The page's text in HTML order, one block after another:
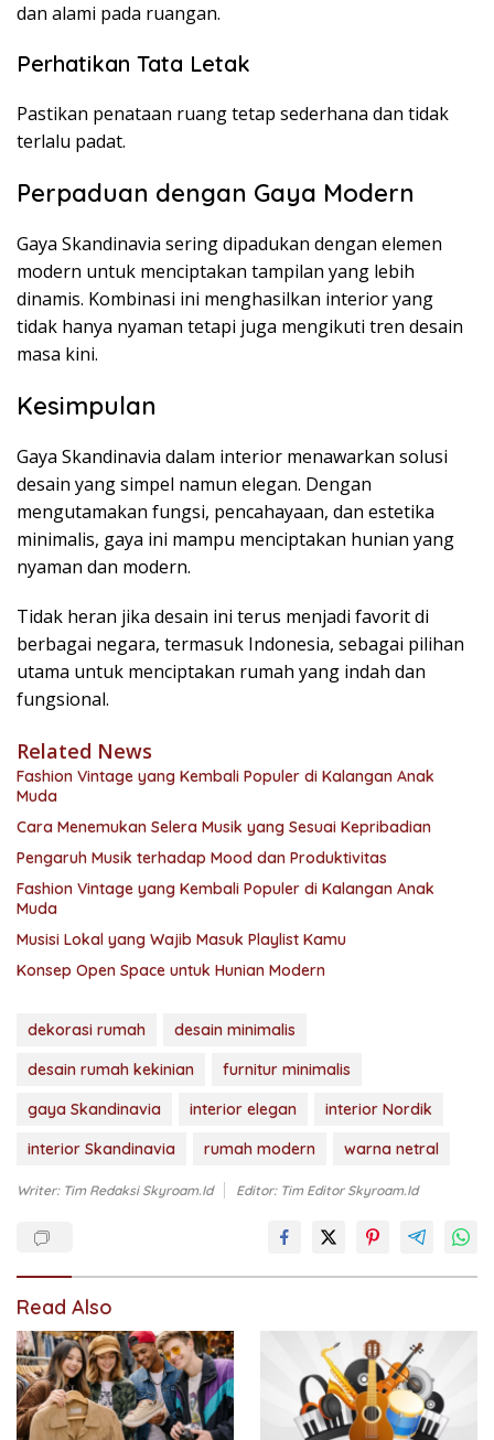
dan alami pada ruangan.
Perhatikan Tata Letak
Pastikan penataan ruang tetap sederhana dan tidak
terlalu padat.
Perpaduan dengan Gaya Modern
Gaya Skandinavia sering dipadukan dengan elemen
modern untuk menciptakan tampilan yang lebih
dinamis. Kombinasi ini menghasilkan interior yang
tidak hanya nyaman tetapi juga mengikuti tren desain
masa kini.
Kesimpulan
Gaya Skandinavia dalam interior menawarkan solusi
desain yang simpel namun elegan. Dengan
mengutamakan fungsi, pencahayaan, dan estetika
minimalis, gaya ini mampu menciptakan hunian yang
nyaman dan modern.
Tidak heran jika desain ini terus menjadi favorit di
berbagai negara, termasuk Indonesia, sebagai pilihan
utama untuk menciptakan rumah yang indah dan
fungsional.
Related News
Fashion Vintage yang Kembali Populer di Kalangan Anak
Muda
Cara Menemukan Selera Musik yang Sesuai Kepribadian
Pengaruh Musik terhadap Mood dan Produktivitas
Fashion Vintage yang Kembali Populer di Kalangan Anak
Muda
Musisi Lokal yang Wajib Masuk Playlist Kamu
Konsep Open Space untuk Hunian Modern
dekorasi rumah
desain minimalis
desain rumah kekinian
furnitur minimalis
gaya Skandinavia
interior elegan
interior Nordik
interior Skandinavia
rumah modern warna netral
Writer: Tim Redaksi Skyroam.id Editor: Tim Editor Skyroam.id
Read Also